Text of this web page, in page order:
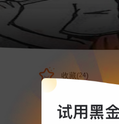
收藏(24)
详情